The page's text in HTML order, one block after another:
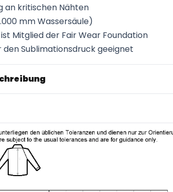
an kritischen Nähten
mm Wassersäule)
Mitglied der Fair Wear Foundation
den Sublimationsdruck geeignet